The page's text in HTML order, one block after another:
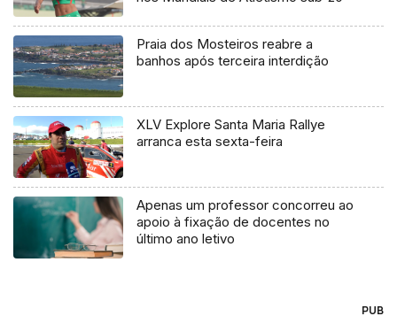
Praia dos Mosteiros reabre a
banhos após terceira interdição
XLV Explore Santa Maria Rallye
arranca esta sexta-feira
Apenas um professor concorreu ao
apoio à fixação de docentes no
último ano letivo
PUB